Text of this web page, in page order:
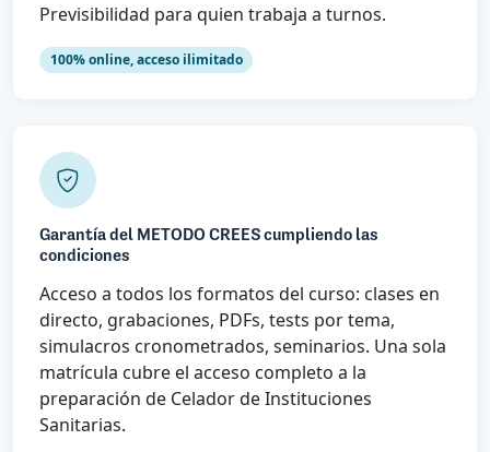
Previsibilidad para quien trabaja a turnos.
100% online, acceso ilimitado
Garantía del METODO CREES cumpliendo las
condiciones
Acceso a todos los formatos del curso: clases en
directo, grabaciones, PDFs, tests por tema,
simulacros cronometrados, seminarios. Una sola
matrícula cubre el acceso completo a la
preparación de Celador de Instituciones
Sanitarias.